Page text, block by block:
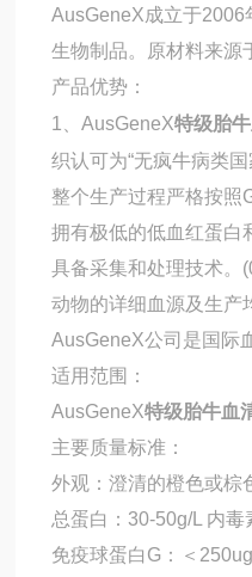
AusGeneX成立于2006
生物制品。原材料来源
产品优势：
1、AusGeneX特级胎
织认可为“无疯牛病类
整个生产过程严格按照
拥有极低的低血红蛋白
具备采集和处理技术。
动物的详细血源及生产
AusGeneX公司是国际
适用范围：
AusGeneX特级胎牛血
主要质量标准：
外观：澄清的橙色或棕
总蛋白：30-50g/L 内毒
免疫球蛋白G：＜